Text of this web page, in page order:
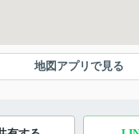
地図アプリで見る